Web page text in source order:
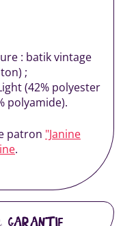
: batik vintage
;
(42% polyester
polyamide).
patron "Janine
.
GARANTIE